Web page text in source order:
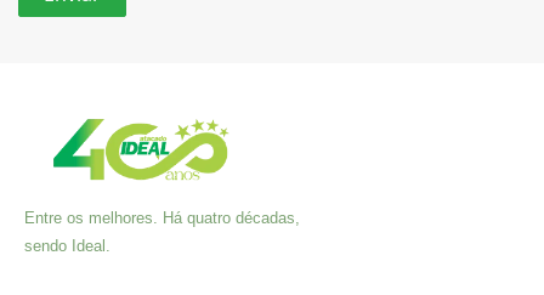
Entre os melhores. Há quatro décadas,
sendo Ideal.